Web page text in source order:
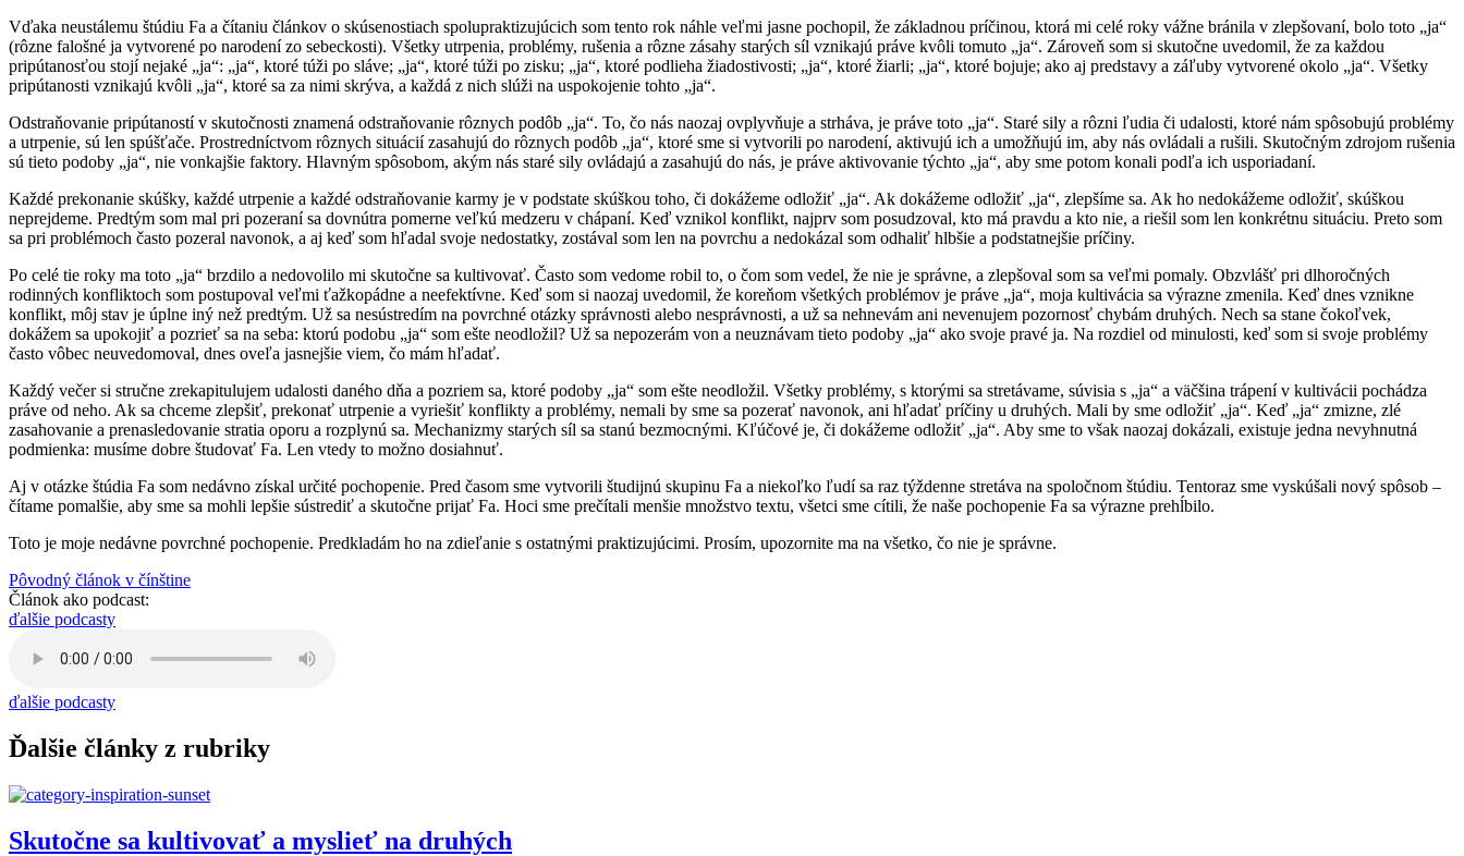
Vďaka neustálemu štúdiu Fa a čítaniu článkov o skúsenostiach spolupraktizujúcich som tento rok náhle veľmi jasne pochopil, že základnou príčinou, ktorá mi celé roky vážne bránila v zlepšovaní, bolo toto „ja“
(rôzne falošné ja vytvorené po narodení zo sebeckosti). Všetky utrpenia, problémy, rušenia a rôzne zásahy starých síl vznikajú práve kvôli tomuto „ja“. Zároveň som si skutočne uvedomil, že za každou
pripútanosťou stojí nejaké „ja“: „ja“, ktoré túži po sláve; „ja“, ktoré túži po zisku; „ja“, ktoré podlieha žiadostivosti; „ja“, ktoré žiarli; „ja“, ktoré bojuje; ako aj predstavy a záľuby vytvorené okolo „ja“. Všetky
pripútanosti vznikajú kvôli „ja“, ktoré sa za nimi skrýva, a každá z nich slúži na uspokojenie tohto „ja“.
Odstraňovanie pripútaností v skutočnosti znamená odstraňovanie rôznych podôb „ja“. To, čo nás naozaj ovplyvňuje a strháva, je práve toto „ja“. Staré sily a rôzni ľudia či udalosti, ktoré nám spôsobujú problémy
a utrpenie, sú len spúšťače. Prostredníctvom rôznych situácií zasahujú do rôznych podôb „ja“, ktoré sme si vytvorili po narodení, aktivujú ich a umožňujú im, aby nás ovládali a rušili. Skutočným zdrojom rušenia
sú tieto podoby „ja“, nie vonkajšie faktory. Hlavným spôsobom, akým nás staré sily ovládajú a zasahujú do nás, je práve aktivovanie týchto „ja“, aby sme potom konali podľa ich usporiadaní.
Každé prekonanie skúšky, každé utrpenie a každé odstraňovanie karmy je v podstate skúškou toho, či dokážeme odložiť „ja“. Ak dokážeme odložiť „ja“, zlepšíme sa. Ak ho nedokážeme odložiť, skúškou
neprejdeme. Predtým som mal pri pozeraní sa dovnútra pomerne veľkú medzeru v chápaní. Keď vznikol konflikt, najprv som posudzoval, kto má pravdu a kto nie, a riešil som len konkrétnu situáciu. Preto som
sa pri problémoch často pozeral navonok, a aj keď som hľadal svoje nedostatky, zostával som len na povrchu a nedokázal som odhaliť hlbšie a podstatnejšie príčiny.
Po celé tie roky ma toto „ja“ brzdilo a nedovolilo mi skutočne sa kultivovať. Často som vedome robil to, o čom som vedel, že nie je správne, a zlepšoval som sa veľmi pomaly. Obzvlášť pri dlhoročných
rodinných konfliktoch som postupoval veľmi ťažkopádne a neefektívne. Keď som si naozaj uvedomil, že koreňom všetkých problémov je práve „ja“, moja kultivácia sa výrazne zmenila. Keď dnes vznikne
konflikt, môj stav je úplne iný než predtým. Už sa nesústredím na povrchné otázky správnosti alebo nesprávnosti, a už sa nehnevám ani nevenujem pozornosť chybám druhých. Nech sa stane čokoľvek,
dokážem sa upokojiť a pozrieť sa na seba: ktorú podobu „ja“ som ešte neodložil? Už sa nepozerám von a neuznávam tieto podoby „ja“ ako svoje pravé ja. Na rozdiel od minulosti, keď som si svoje problémy
často vôbec neuvedomoval, dnes oveľa jasnejšie viem, čo mám hľadať.
Každý večer si stručne zrekapitulujem udalosti daného dňa a pozriem sa, ktoré podoby „ja“ som ešte neodložil. Všetky problémy, s ktorými sa stretávame, súvisia s „ja“ a väčšina trápení v kultivácii pochádza
práve od neho. Ak sa chceme zlepšiť, prekonať utrpenie a vyriešiť konflikty a problémy, nemali by sme sa pozerať navonok, ani hľadať príčiny u druhých. Mali by sme odložiť „ja“. Keď „ja“ zmizne, zlé
zasahovanie a prenasledovanie stratia oporu a rozplynú sa. Mechanizmy starých síl sa stanú bezmocnými. Kľúčové je, či dokážeme odložiť „ja“. Aby sme to však naozaj dokázali, existuje jedna nevyhnutná
podmienka: musíme dobre študovať Fa. Len vtedy to možno dosiahnuť.
Aj v otázke štúdia Fa som nedávno získal určité pochopenie. Pred časom sme vytvorili študijnú skupinu Fa a niekoľko ľudí sa raz týždenne stretáva na spoločnom štúdiu. Tentoraz sme vyskúšali nový spôsob –
čítame pomalšie, aby sme sa mohli lepšie sústrediť a skutočne prijať Fa. Hoci sme prečítali menšie množstvo textu, všetci sme cítili, že naše pochopenie Fa sa výrazne prehĺbilo.
Toto je moje nedávne povrchné pochopenie. Predkladám ho na zdieľanie s ostatnými praktizujúcimi. Prosím, upozornite ma na všetko, čo nie je správne.
Pôvodný článok v čínštine
Článok ako podcast:
ďalšie podcasty
ďalšie podcasty
Ďalšie články z rubriky
Skutočne sa kultivovať a myslieť na druhých